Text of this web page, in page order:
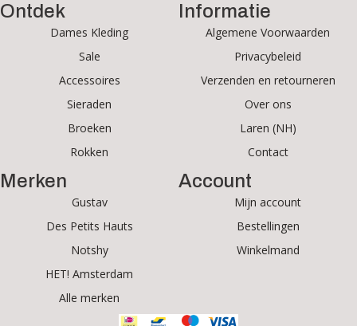
Ontdek
Dames Kleding
Sale
Accessoires
Sieraden
Broeken
Rokken
Merken
Gustav
Des Petits Hauts
Notshy
HET! Amsterdam
Alle merken
Informatie
Algemene Voorwaarden
Privacybeleid
Verzenden en retourneren
Over ons
Laren (NH)
Contact
Account
Mijn account
Bestellingen
Winkelmand